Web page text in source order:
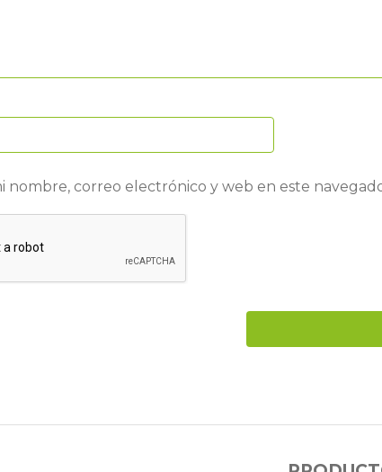
nombre, correo electrónico y web en este